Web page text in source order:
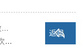
…
返回